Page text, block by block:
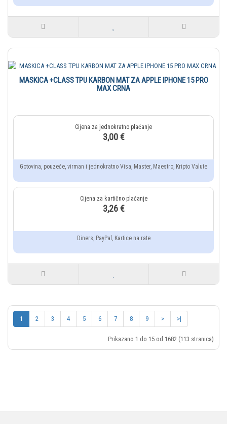
MASKICA +CLASS TPU KARBON MAT ZA APPLE IPHONE 15 PRO
MAX CRNA
3,00 €
Gotovina, pouzeće, virman i jednokratno Visa, Master, Maestro, Kripto Valute
3,26 €
Diners, PayPal, Kartice na rate
1 2 3 4 5 6 7 8 9 > >|
Prikazano 1 do 15 od 1682 (113 stranica)